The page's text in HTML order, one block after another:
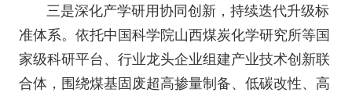
三是深化产学研用协同创新，持续迭代升级标
准体系。依托中国科学院山西煤炭化学研究所等国
家级科研平台、行业龙头企业组建产业技术创新联
合体，围绕煤基固废超高掺量制备、低碳改性、高